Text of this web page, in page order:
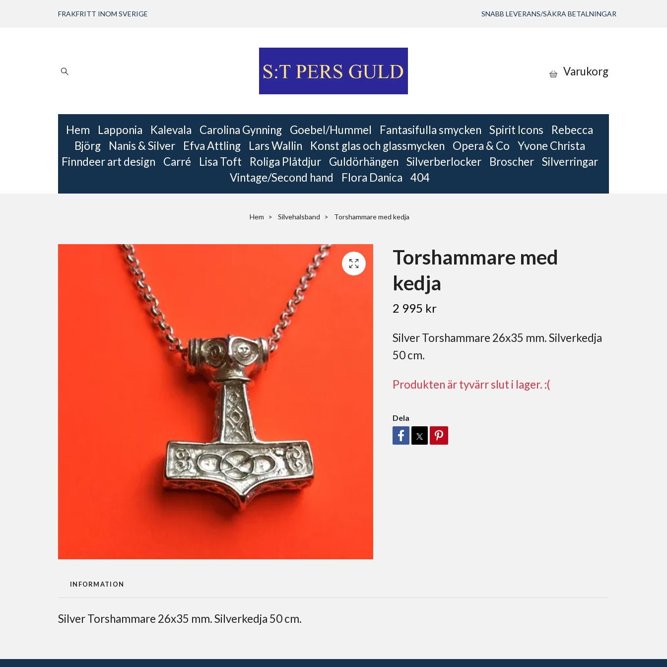
FRAKFRITT INOM SVERIGE SNABB LEVERANS/SÄKRA BETALNINGAR
Varukorg
Hem Lapponia Kalevala Carolina Gynning Goebel/Hummel Fantasifulla smycken Spirit Icons
Rebecca
Björg
Nanis & Silver Efva Attling Lars Wallin Konst glas och glassmycken Opera & Co
Yvone Christa
Finndeer art design
Carré Lisa Toft Roliga Plåtdjur Guldörhängen Silverberlocker Broscher
Silverringar
Vintage/Second hand
Flora Danica 404
Hem Silvehalsband Torshammare med kedja
Torshammare med
kedja
2 995 kr
Silver Torshammare 26x35 mm. Silverkedja
50 cm.
Produkten är tyvärr slut i lager. :(
Dela
INFORMATION
Silver Torshammare 26x35 mm. Silverkedja 50 cm.